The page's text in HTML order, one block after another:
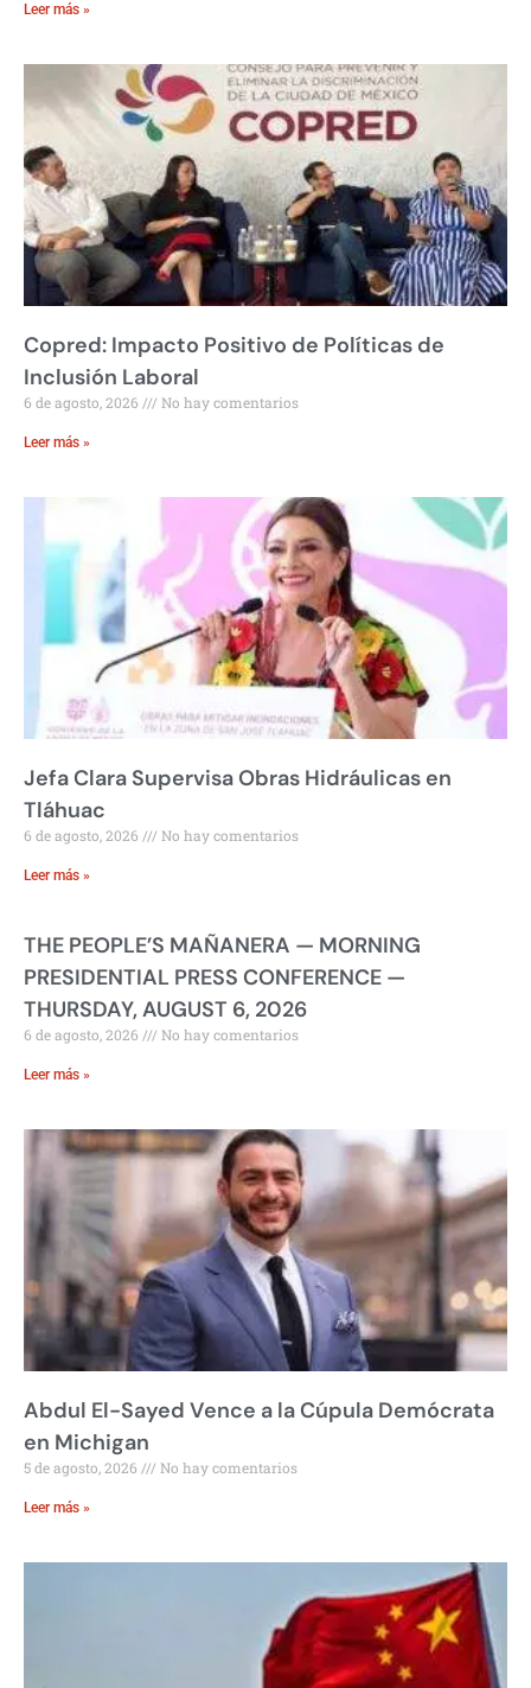
Leer más »
Copred: Impacto Positivo de Políticas de
Inclusión Laboral
6 de agosto, 2026 No hay comentarios
Leer más »
Jefa Clara Supervisa Obras Hidráulicas en
Tláhuac
6 de agosto, 2026 No hay comentarios
Leer más »
THE PEOPLE’S MAÑANERA — MORNING
PRESIDENTIAL PRESS CONFERENCE —
THURSDAY, AUGUST 6, 2026
6 de agosto, 2026 No hay comentarios
Leer más »
Abdul El-Sayed Vence a la Cúpula Demócrata
en Michigan
5 de agosto, 2026 No hay comentarios
Leer más »